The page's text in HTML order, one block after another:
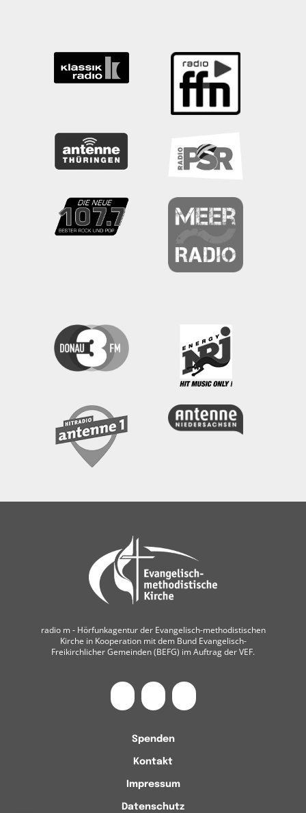
radio m ‐ Hörfunkagentur der Evangelisch-methodistischen
Kirche in Kooperation mit dem Bund Evangelisch-
Freikirchlicher Gemeinden (BEFG) im Auftrag der VEF.
Spenden
Kontakt
Impressum
Datenschutz